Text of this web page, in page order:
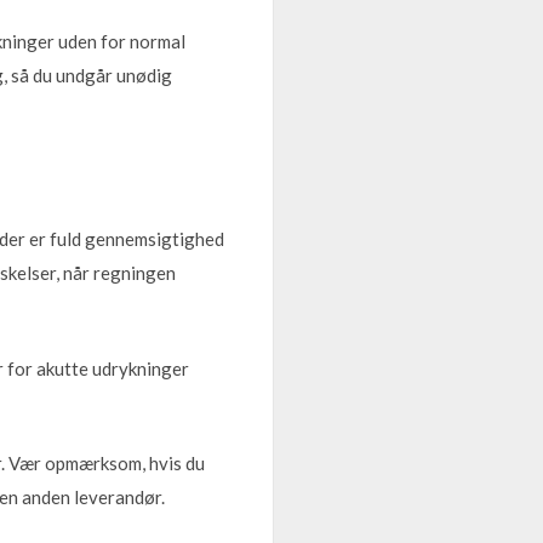
uden for normal
så du undgår unødig
er fuld gennemsigtighed
når regningen
for akutte udrykninger
opmærksom, hvis du
anden leverandør.